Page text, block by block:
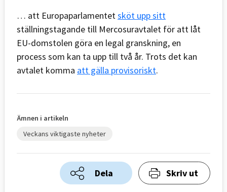
… att Europaparlamentet sköt upp sitt
ställningstagande till Mercosuravtalet för att låt
EU-domstolen göra en legal granskning, en
process som kan ta upp till två år. Trots det kan
avtalet komma att gälla provisoriskt.
Ämnen i artikeln
Veckans viktigaste nyheter
Dela Skriv ut